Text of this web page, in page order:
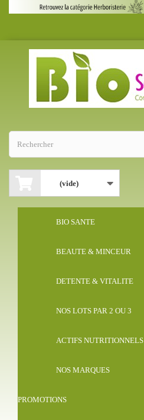
(vide)
BIO SANTE
BEAUTE & MINCEUR
DETENTE & VITALITE
NOS LOTS PAR 2 OU 3
ACTIFS NUTRITIONNELS
NOS MARQUES
PROMOTIONS